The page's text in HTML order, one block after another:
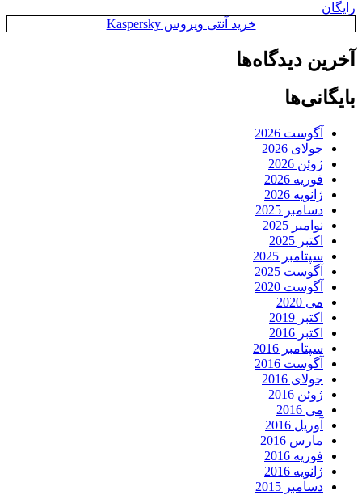
رایگان
خرید آنتی ویروس Kaspersky
آخرین دیدگاه‌ها
بایگانی‌ها
آگوست 2026
جولای 2026
ژوئن 2026
فوریه 2026
ژانویه 2026
دسامبر 2025
نوامبر 2025
اکتبر 2025
سپتامبر 2025
آگوست 2025
آگوست 2020
می 2020
اکتبر 2019
اکتبر 2016
سپتامبر 2016
آگوست 2016
جولای 2016
ژوئن 2016
می 2016
آوریل 2016
مارس 2016
فوریه 2016
ژانویه 2016
دسامبر 2015